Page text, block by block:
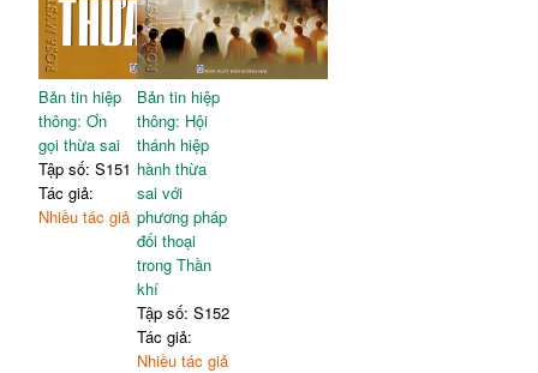
Bản tin hiệp
thông: Ơn
gọi thừa sai
Tập số: S151
Tác giả:
Nhiều tác giả
Bản tin hiệp
thông: Hội
thánh hiệp
hành thừa
sai với
phương pháp
đối thoại
trong Thần
khí
Tập số: S152
Tác giả:
Nhiều tác giả